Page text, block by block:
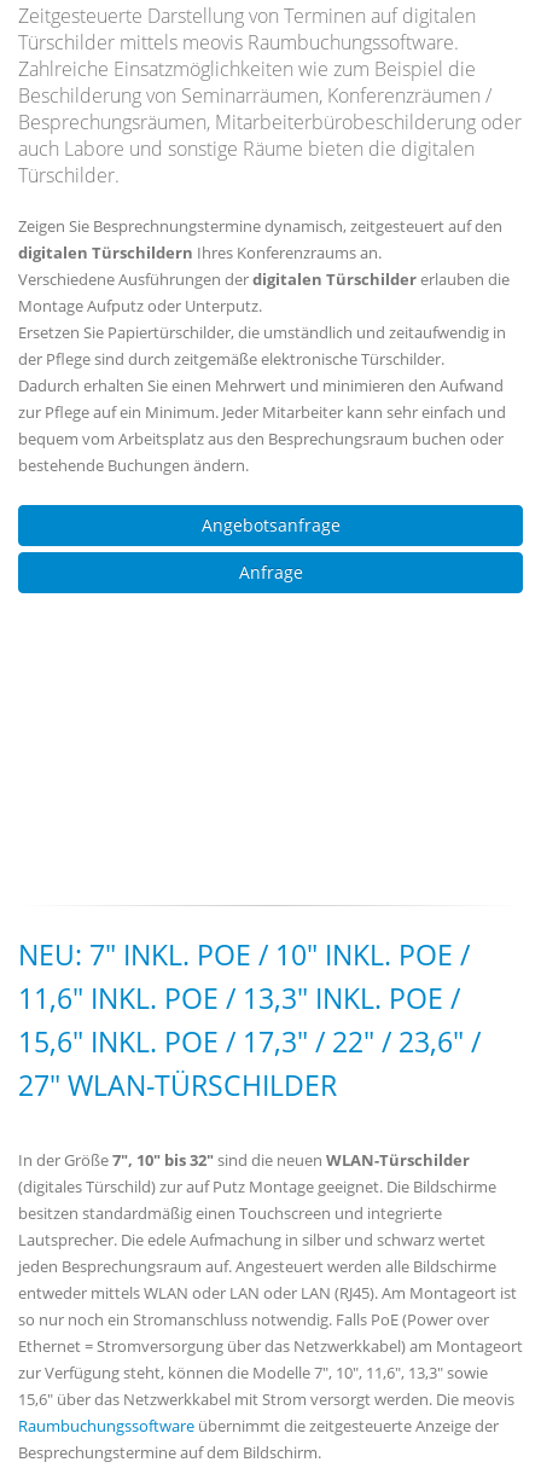
Zeitgesteuerte Darstellung von Terminen auf digitalen
Türschilder mittels meovis Raumbuchungssoftware.
Zahlreiche Einsatzmöglichkeiten wie zum Beispiel die
Beschilderung von Seminarräumen, Konferenzräumen /
Besprechungsräumen, Mitarbeiterbürobeschilderung oder
auch Labore und sonstige Räume bieten die digitalen
Türschilder.
Zeigen Sie Besprechnungstermine dynamisch, zeitgesteuert auf den
digitalen Türschildern Ihres Konferenzraums an.
Verschiedene Ausführungen derdigitalen Türschildererlauben die
Montage Aufputz oder Unterputz.
Ersetzen Sie Papiertürschilder, die umständlich und zeitaufwendig in
der Pflege sind durch zeitgemäße elektronische Türschilder.
Dadurch erhalten Sie einen Mehrwert und minimieren den Aufwand
zur Pflege auf ein Minimum. Jeder Mitarbeiter kann sehr einfach und
bequem vom Arbeitsplatz aus den Besprechungsraum buchen oder
bestehende Buchungen ändern.
Angebotsanfrage
Anfrage
NEU: 7" INKL. POE / 10" INKL. POE /
11,6" INKL. POE / 13,3" INKL. POE /
15,6" INKL. POE / 17,3" / 22" / 23,6" /
27" WLAN-TÜRSCHILDER
In der Größe7", 10" bis 32"sind die neuen WLAN-Türschilder
(digitales Türschild) zur auf Putz Montage geeignet. Die Bildschirme
besitzen standardmäßig einen Touchscreen und integrierte
Lautsprecher. Die edele Aufmachung in silber und schwarz wertet
jeden Besprechungsraum auf. Angesteuert werden alle Bildschirme
entweder mittels WLAN oder LAN oder LAN (RJ45). Am Montageort ist
so nur noch ein Stromanschluss notwendig. Falls PoE (Power over
Ethernet = Stromversorgung über das Netzwerkkabel) am Montageort
zur Verfügung steht, können die Modelle 7", 10", 11,6", 13,3" sowie
15,6" über das Netzwerkkabel mit Strom versorgt werden. Die meovis
Raumbuchungssoftware übernimmt die zeitgesteuerte Anzeige der
Besprechungstermine auf dem Bildschirm.